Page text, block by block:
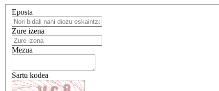
Eposta
Zure izena
Mezua
Sartu kodea